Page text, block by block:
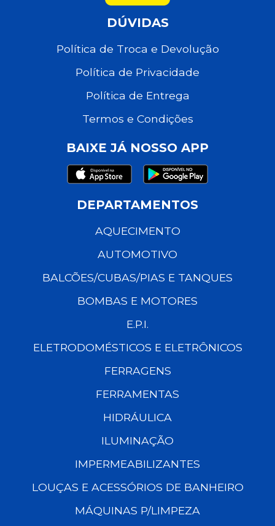
DÚVIDAS
Política de Troca e Devolução
Política de Privacidade
Política de Entrega
Termos e Condições
BAIXE JÁ NOSSO APP
DEPARTAMENTOS
AQUECIMENTO
AUTOMOTIVO
BALCÕES/CUBAS/PIAS E TANQUES
BOMBAS E MOTORES
E.P.I.
ELETRODOMÉSTICOS E ELETRÔNICOS
FERRAGENS
FERRAMENTAS
HIDRÁULICA
ILUMINAÇÃO
IMPERMEABILIZANTES
LOUÇAS E ACESSÓRIOS DE BANHEIRO
MÁQUINAS P/LIMPEZA